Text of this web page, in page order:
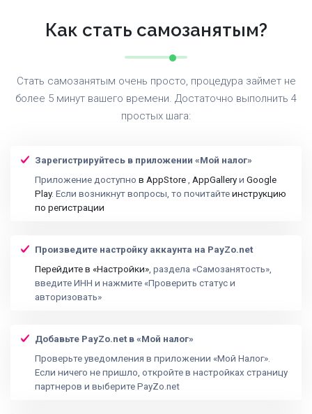
Как стать самозанятым?
Стать самозанятым очень просто, процедура займет не
более 5 минут вашего времени. Достаточно выполнить 4
простых шага:
Зарегистрируйтесь в приложении «Мой налог»
Приложение доступно в AppStore, AppGalleryи Google
Play. Если возникнут вопросы, то почитайтеинструкцию
по регистрации
Произведите настройку аккаунта на PayZo.net
Перейдите в «Настройки», раздела «Самозанятость»,
введите ИНН и нажмите «Проверить статус и
авторизовать»
Добавьте PayZo.net в «Мой налог»
Проверьте уведомления в приложении «Мой Налог».
Если ничего не пришло, откройте в настройках страницу
партнеров и выберите PayZo.net